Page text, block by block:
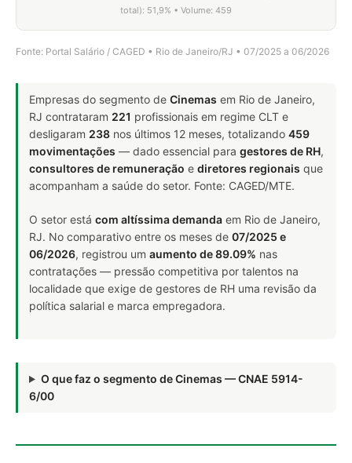
total): 51,9% • Volume: 459
Fonte: Portal Salário / CAGED • Rio de Janeiro/RJ • 07/2025 a 06/2026
Empresas do segmento de Cinemas em Rio de Janeiro,
RJ contrataram 221 profissionais em regime CLT e
desligaram 238 nos últimos 12 meses, totalizando 459
movimentações — dado essencial para gestores de RH,
consultores de remuneração e diretores regionais que
acompanham a saúde do setor. Fonte: CAGED/MTE.
O setor está com altíssima demanda em Rio de Janeiro,
RJ. No comparativo entre os meses de 07/2025 e
06/2026, registrou um aumento de 89.09% nas
contratações — pressão competitiva por talentos na
localidade que exige de gestores de RH uma revisão da
política salarial e marca empregadora.
O que faz o segmento de Cinemas — CNAE 5914-
6/00